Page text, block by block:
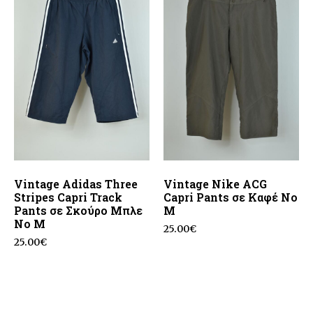
Vintage Adidas Three
Stripes Capri Track
Pants σε Σκούρο Μπλε
No M
25.00€
Vintage Nike ACG
Capri Pants σε Καφέ No
M
25.00€